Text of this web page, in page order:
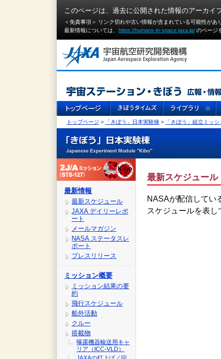
このページは、過去に公開された情報のアーカイ
＜免責事項＞ リンク切れや古い情報が含まれている可能性が
最新情報については、 https://humans-in-space.jaxa.jp/ のページ
トップページ > 「きぼう」日本実験棟 > 「きぼう」組立ミッシ
最新情報
最新スケジュール
JAXA デイリーレポ
ート
メールマガジン
NASA ステータスレ
ポート
プレスリリース
ミッション概要
ミッション結果の要
約
飛行スケジュール
船外活動
クルー
搭載物
曝露機器輸送用キャ
リア（ICC-VLD）
最新スケジュール
NASAが配信してい
スケジュールを表し